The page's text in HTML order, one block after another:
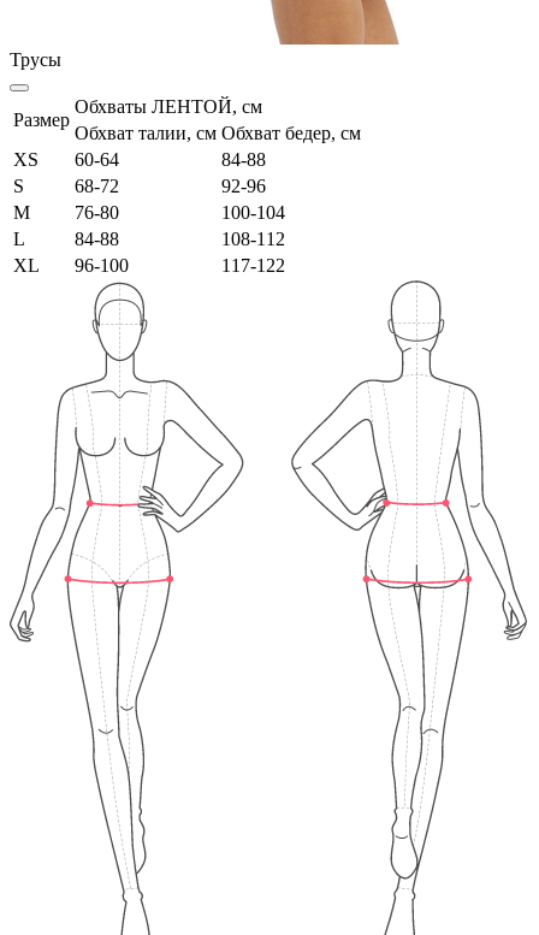
Трусы
Размер
Обхваты ЛЕНТОЙ, см
Обхват талии, см Обхват бедер, см
XS
60-64
84-88
S
68-72
92-96
M
76-80
100-104
L
84-88
108-112
XL
96-100 117-122